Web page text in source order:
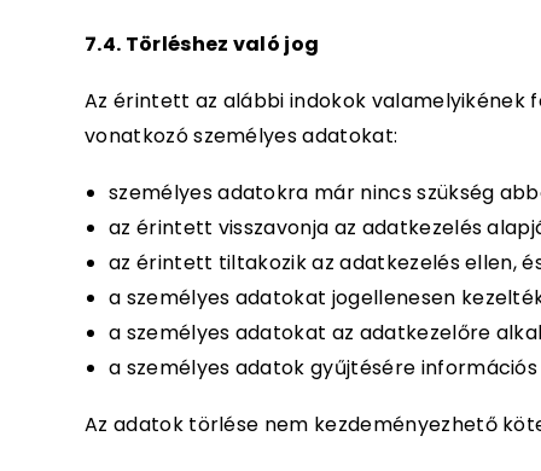
7.4. Törléshez való jog
Az érintett az alábbi indokok valamelyikének
vonatkozó személyes adatokat:
személyes adatokra már nincs szükség
az érintett visszavonja az adatkezelés
az érintett tiltakozik az adatkezelés ellen,
a személyes adatokat jogellenesen
a személyes adatokat az adatkezelőre
a személyes adatok gyűjtésére
Az adatok törlése nem kezdeményezhető